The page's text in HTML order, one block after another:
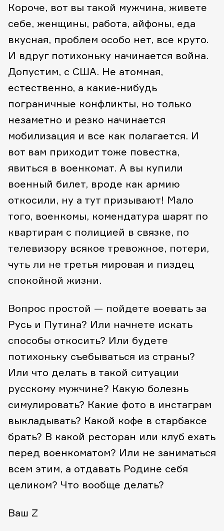
Короче, вот вы такой мужчина, живете
себе, женщины, работа, айфоны, еда
вкусная, проблем особо нет, все круто.
И вдруг потихоньку начинается война.
Допустим, с США. Не атомная,
естественно, а какие-нибудь
пограничные конфликты, но только
незаметно и резко начинается
мобилизация и все как полагается. И
вот вам приходит тоже повестка,
явиться в военкомат. А вы купили
военный билет, вроде как армию
откосили, ну а тут призывают! Мало
того, военкомы, комендатура шарят по
квартирам с полицией в связке, по
телевизору всякое тревожное, потери,
чуть ли не третья мировая и пиздец
спокойной жизни.
Вопрос простой — пойдете воевать за
Русь и Путина? Или начнете искать
способы откосить? Или будете
потихоньку съебываться из страны?
Или что делать в такой ситуации
русскому мужчине? Какую болезнь
симулировать? Какие фото в инстаграм
выкладывать? Какой кофе в старбаксе
брать? В какой ресторан или клуб ехать
перед военкоматом? Или не заниматься
всем этим, а отдавать Родине себя
целиком? Что вообще делать?
Ваш Z